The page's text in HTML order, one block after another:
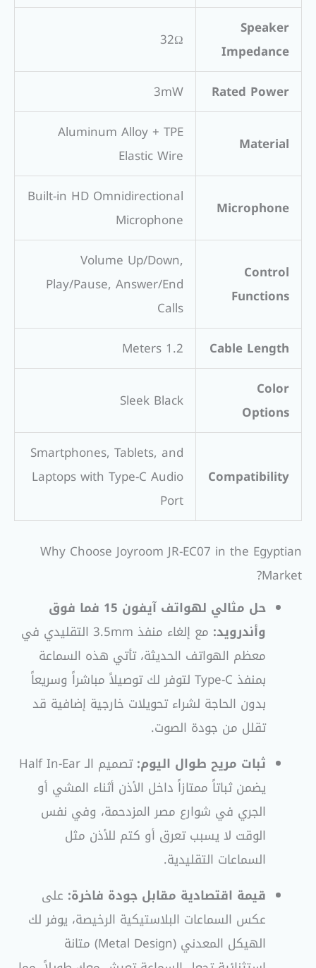
Speaker
Impedance
32Ω
Rated Power
3mW
Material
Aluminum Alloy + TPE
Elastic Wire
Microphone
Built-in HD Omnidirectional
Microphone
Control
Functions
Volume Up/Down,
Play/Pause, Answer/End
Calls
Cable Length
1.2 Meters
Color
Options
Sleek Black
Compatibility
Smartphones, Tablets, and
Laptops with Type-C Audio
Port
Why Choose Joyroom JR-EC07 in the Egyptian
Market?
حل مثالي لهواتف آيفون 15 فما فوق
وأندرويد:
مع إلغاء منفذ 3.5mm التقليدي في
معظم الهواتف الحديثة، تأتي هذه السماعة
بمنفذ Type-C لتوفر لك توصيلاً مباشراً وسريعاً
بدون الحاجة لشراء تحويلات خارجية إضافية قد
تقلل من جودة الصوت.
ثبات مريح طوال اليوم:
تصميم الـ Half In-Ear
يضمن ثباتاً ممتازاً داخل الأذن أثناء المشي أو
الجري في شوارع مصر المزدحمة، وفي نفس
الوقت لا يسبب تعرق أو كتم للأذن مثل
السماعات التقليدية.
قيمة اقتصادية مقابل جودة فاخرة: على
عكس السماعات البلاستيكية الرخيصة، يوفر لك
الهيكل المعدني (Metal Design) متانة